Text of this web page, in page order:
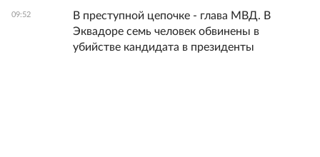
09:52
В преступной цепочке - глава МВД. В
Эквадоре семь человек обвинены в
убийстве кандидата в президенты